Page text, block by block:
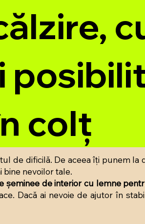
colț
de dificilă. De aceea îți punem la
bine nevoilor tale.
șeminee de interior cu lemne
Dacă ai nevoie de ajutor în